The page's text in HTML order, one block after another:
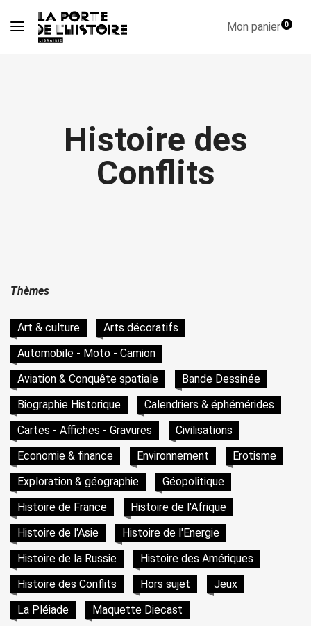
Mon panier0
Histoire des
Conflits
Thèmes
Art & culture
Arts décoratifs
Automobile - Moto - Camion
Aviation & Conquête spatiale
Bande Dessinée
Biographie Historique
Calendriers & éphémérides
Cartes - Affiches - Gravures
Civilisations
Economie & finance
Environnement
Erotisme
Exploration & géographie
Géopolitique
Histoire de France
Histoire de l'Afrique
Histoire de l'Asie
Histoire de l'Energie
Histoire de la Russie
Histoire des Amériques
Histoire des Conflits
Hors sujet
Jeux
La Pléiade
Maquette Diecast